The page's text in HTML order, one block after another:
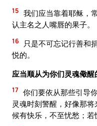
15 我们应当靠着耶稣，
认主名之人嘴唇的果子。
16
只是不可忘记行善和
悦的。
应当顺从为你们灵魂儆醒
17 你们要依从那些引导
灵魂时刻警醒，好像那
候有快乐，不至忧愁；若